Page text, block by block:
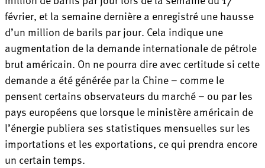
février, et la semaine dernière a enregistré une hausse
d’un million de barils par jour. Cela indique une
augmentation de la demande internationale de pétrole
brut américain. On ne pourra dire avec certitude si cette
demande a été générée par la Chine – comme le
pensent certains observateurs du marché – ou par les
pays européens que lorsque le ministère américain de
l’énergie publiera ses statistiques mensuelles sur les
importations et les exportations, ce qui prendra encore
un certain temps.